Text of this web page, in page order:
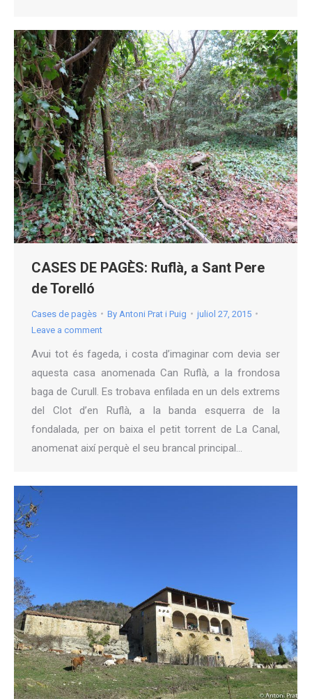
CASES DE PAGÈS: Ruflà, a Sant Pere
de Torelló
Cases de pagès By Antoni Prat i Puig
juliol 27, 2015
Leave a comment
Avui tot és fageda, i costa d’imaginar com devia ser
aquesta casa anomenada Can Ruflà, a la frondosa
baga de Curull. Es trobava enfilada en un dels extrems
del Clot d’en Ruflà, a la banda esquerra de la
fondalada, per on baixa el petit torrent de La Canal,
anomenat així perquè el seu brancal principal…